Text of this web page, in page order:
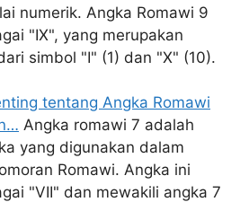
numerik. Angka Romawi 9
"IX", yang merupakan
simbol "I" (1) dan "X" (10).
tentang Angka Romawi
Angka romawi 7 adalah
yang digunakan dalam
Romawi. Angka ini
"VII" dan mewakili angka 7